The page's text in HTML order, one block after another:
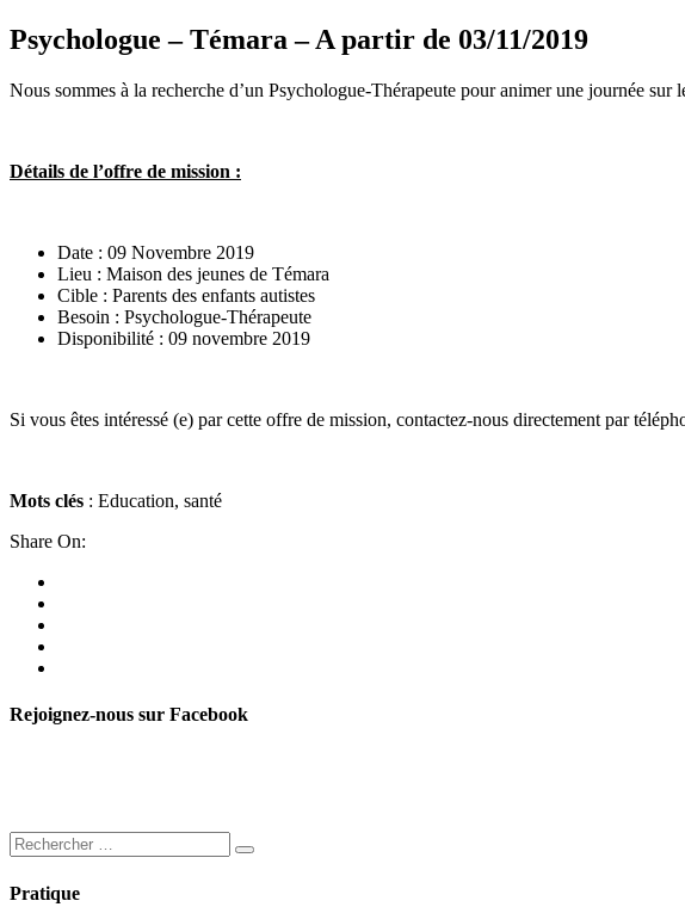
Psychologue – Témara – A partir de 03/11/2019
Nous sommes à la recherche d’un Psychologue-Thérapeute pour animer une journée
Détails de l’offre de mission :
Date : 09 Novembre 2019
Lieu : Maison des jeunes de Témara
Cible : Parents des enfants autistes
Besoin : Psychologue-Thérapeute
Disponibilité : 09 novembre 2019
Si vous êtes intéressé (e) par cette offre de mission, contactez-nous directement par
Mots clés : Education, santé
Share On:
Rejoignez-nous sur Facebook
Pratique